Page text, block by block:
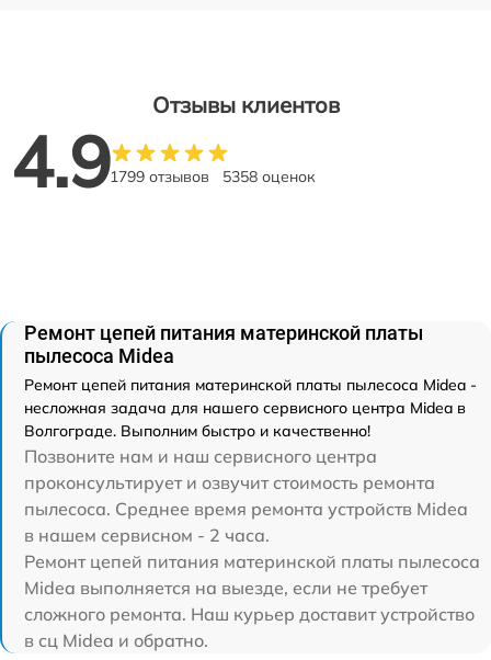
Отзывы клиентов
4.91799 отзывов 5358 оценок
Ремонт цепей питания материнской платы
пылесоса Midea
Ремонт цепей питания материнской платы пылесоса Midea -
несложная задача для нашего сервисного центра Midea в
Волгограде. Выполним быстро и качественно!
Позвоните нам и наш сервисного центра
проконсультирует и озвучит стоимость ремонта
пылесоса. Среднее время ремонта устройств Midea
в нашем сервисном - 2 часа.
Ремонт цепей питания материнской платы пылесоса
Midea выполняется на выезде, если не требует
сложного ремонта. Наш курьер доставит устройство
в сц Midea и обратно.